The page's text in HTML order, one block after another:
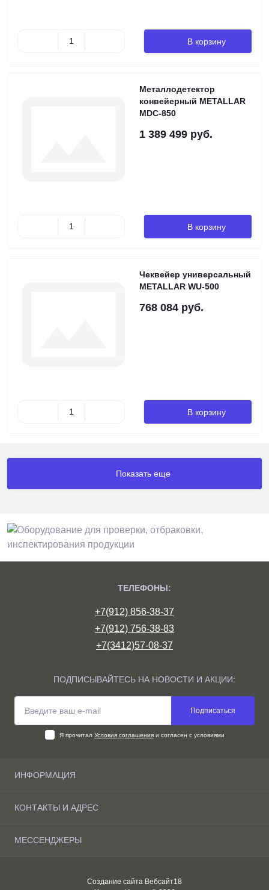
В корзину
Металлодетектор
конвейерный METALLAR
MDC-850
1 389 499 руб.
В корзину
Чеквейер универсальный
METALLAR WU-500
768 084 руб.
В корзину
Показать еще
ТЕЛЕФОНЫ:
+7(912) 856-38-37
+7(912) 756-38-83
+7(3412)57-08-37
ПОДПИСЫВАЙТЕСЬ НА НОВОСТИ И АКЦИИ:
Подписаться
Я прочитал Условия соглашенияи согласен с условиями
ИНФОРМАЦИЯ
Доставка и оплата Ижевске
Связаться с нами
КОНТАКТЫ И АДРЕС
МЕССЕНДЖЕРЫ
Создание сайта Вебсайт18